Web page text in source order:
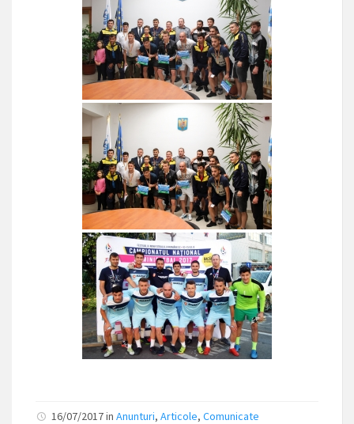
16/07/2017 in Anunturi, Articole, Comunicate